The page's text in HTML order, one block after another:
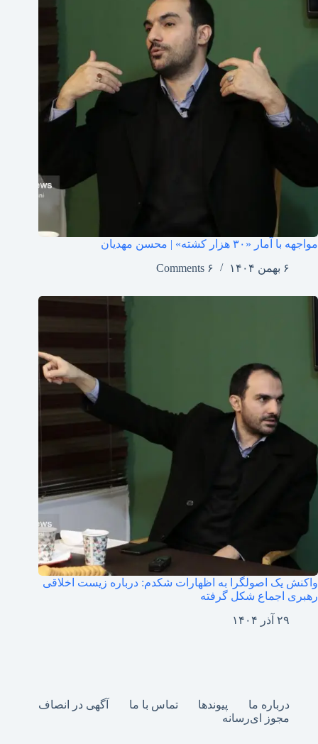
مواجهه با آمار «۳۰ هزار کشته» | محسن مهدیان
۶ بهمن ۱۴۰۴
۶ Comments
واکنش یک اصولگرا به اظهارات شکدم: درباره زیست اخلاقی
رهبری اجماع شکل گرفته
۲۹ آذر ۱۴۰۴
درباره ما پیوندها تماس با ما
آگهی در انصاف
مجوز ای‌رسانه